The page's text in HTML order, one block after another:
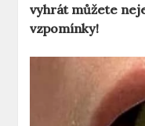
vyhrát můžete
vzpomínky!